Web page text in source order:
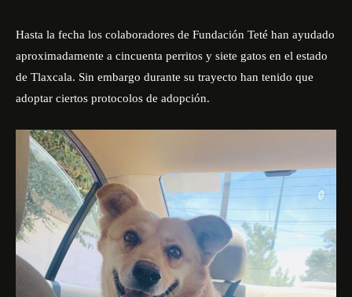
Hasta la fecha los colaboradores de Fundación Teté han ayudado
aproximadamente a cincuenta perritos y siete gatos en el estado
de Tlaxcala. Sin embargo durante su trayecto han tenido que
adoptar ciertos protocolos de adopción.